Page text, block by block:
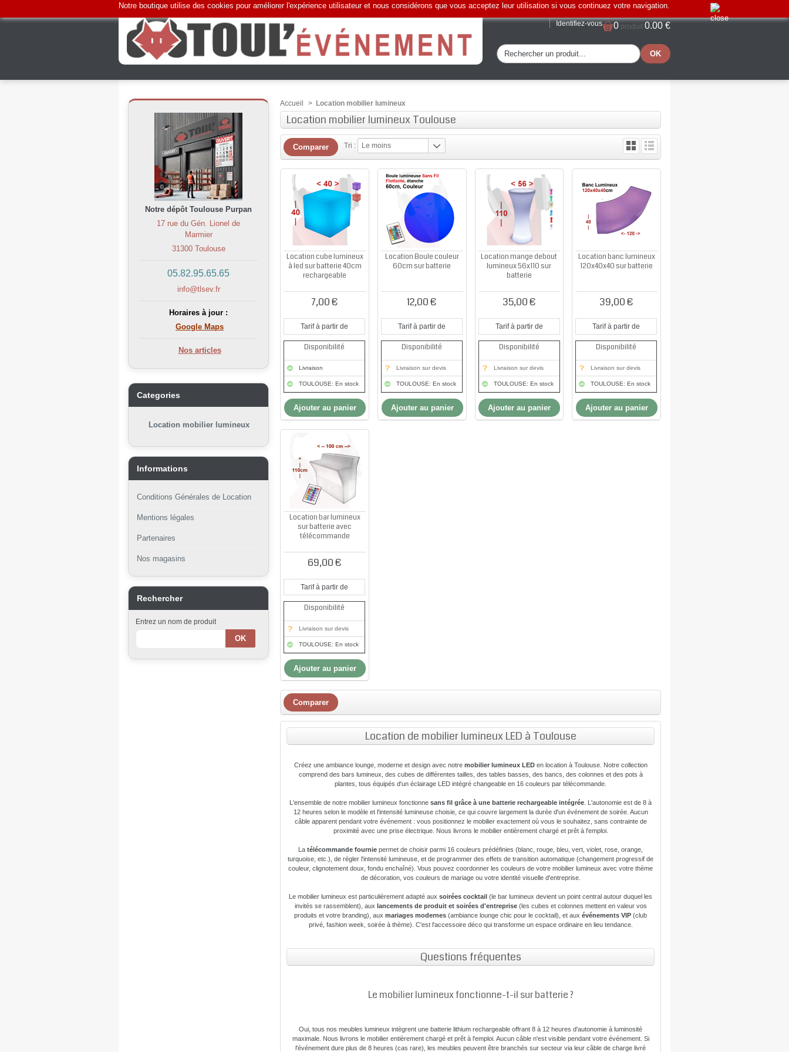
Identifiez-vous 0 produit 0.00 €
Notre boutique utilise des cookies pour améliorer l'expérience utilisateur et nous considérons que vous acceptez leur utilisation si vous continuez votre navigation.
Notre dépôt Toulouse Purpan
17 rue du Gén. Lionel de
Marmier
31300 Toulouse
05.82.95.65.65
info@tlsev.fr
Horaires à jour :
Google Maps
Nos articles
Categories
Location mobilier lumineux
Informations
Conditions Générales de Location
Mentions légales
Partenaires
Nos magasins
Rechercher
Entrez un nom de produit
Accueil > Location mobilier lumineux
Location mobilier lumineux Toulouse
Tri :
Le moins
cher
Location cube lumineux
à led sur batterie 40cm
rechargeable
7,00 €
Tarif à partir de
Disponibilité
Livraison
TOULOUSE: En stock
Ajouter au panier
Location Boule couleur
60cm sur batterie
12,00 €
Tarif à partir de
Disponibilité
Livraison sur devis
TOULOUSE: En stock
Ajouter au panier
Location mange debout
lumineux 56x110 sur
batterie
35,00 €
Tarif à partir de
Disponibilité
Livraison sur devis
TOULOUSE: En stock
Ajouter au panier
Location banc lumineux
120x40x40 sur batterie
39,00 €
Tarif à partir de
Disponibilité
Livraison sur devis
TOULOUSE: En stock
Ajouter au panier
Location bar lumineux
sur batterie avec
télécommande
69,00 €
Tarif à partir de
Disponibilité
Livraison sur devis
TOULOUSE: En stock
Ajouter au panier
Location de mobilier lumineux LED à Toulouse
Créez une ambiance lounge, moderne et design avec notre mobilier lumineux LEDen location à Toulouse. Notre collection
comprend des bars lumineux, des cubes de différentes tailles, des tables basses, des bancs, des colonnes et des pots à
plantes, tous équipés d'un éclairage LED intégré changeable en 16 couleurs par télécommande.
L'ensemble de notre mobilier lumineux fonctionnesans fil grâce à une batterie rechargeable intégrée . L'autonomie est de 8 à
12 heures selon le modèle et l'intensité lumineuse choisie, ce qui couvre largement la durée d'un événement de soirée. Aucun
câble apparent pendant votre événement : vous positionnez le mobilier exactement où vous le souhaitez, sans contrainte de
proximité avec une prise électrique. Nous livrons le mobilier entièrement chargé et prêt à l'emploi.
Latélécommande fournie permet de choisir parmi 16 couleurs prédéfinies (blanc, rouge, bleu, vert, violet, rose, orange,
turquoise, etc.), de régler l'intensité lumineuse, et de programmer des effets de transition automatique (changement progressif de
couleur, clignotement doux, fondu enchaîné). Vous pouvez coordonner les couleurs de votre mobilier lumineux avec votre thème
de décoration, vos couleurs de mariage ou votre identité visuelle d'entreprise.
Le mobilier lumineux est particulièrement adapté auxsoirées cocktail (le bar lumineux devient un point central autour duquel les
invités se rassemblent), aux lancements de produit et soirées d'entreprise(les cubes et colonnes mettent en valeur vos
produits et votre branding), auxmariages modernes (ambiance lounge chic pour le cocktail), et auxévénements VIP (club
privé, fashion week, soirée à thème). C'est l'accessoire déco qui transforme un espace ordinaire en lieu tendance.
Questions fréquentes
Le mobilier lumineux fonctionne-t-il sur batterie ?
Oui, tous nos meubles lumineux intègrent une batterie lithium rechargeable offrant 8 à 12 heures d'autonomie à luminosité
maximale. Nous livrons le mobilier entièrement chargé et prêt à l'emploi. Aucun câble n'est visible pendant votre événement. Si
l'événement dure plus de 8 heures (cas rare), les meubles peuvent être branchés sur secteur via leur câble de charge livré